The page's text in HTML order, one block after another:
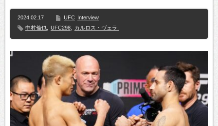
2024.02.17 UFC Interview
中村倫也
UFC298 カルロス・ヴェラ.